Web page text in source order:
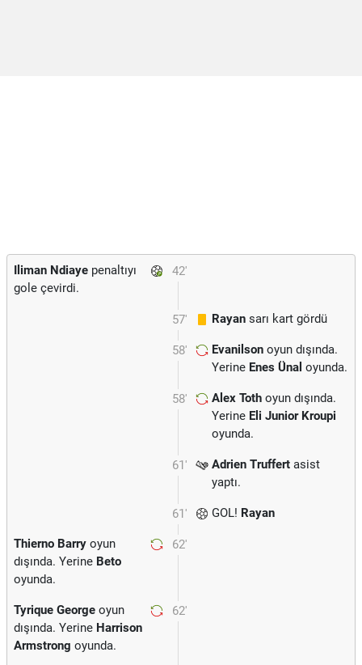
42'
Iliman Ndiaye penaltıyı
gole çevirdi.
57' Rayan sarı kart gördü
58' Evanilson oyun dışında.
Yerine Enes Ünal oyunda.
58' Alex Toth oyun dışında.
Yerine Eli Junior Kroupi
oyunda.
61' Adrien Truffert asist
yaptı.
61' GOL! Rayan
62'
Thierno Barry oyun
dışında. Yerine Beto
oyunda.
62'
Tyrique George oyun
dışında. Yerine Harrison
Armstrong oyunda.